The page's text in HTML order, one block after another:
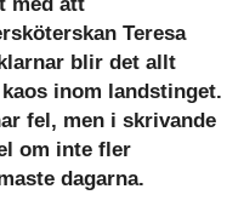
med att
Teresa
blir det allt
inom landstinget.
fel, men i skrivande
om inte fler
dagarna.